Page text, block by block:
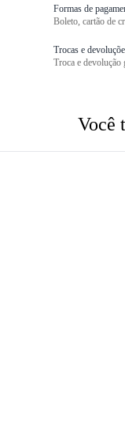
Formas de
Boleto, cartão de
Trocas e
Troca e devolução
Você